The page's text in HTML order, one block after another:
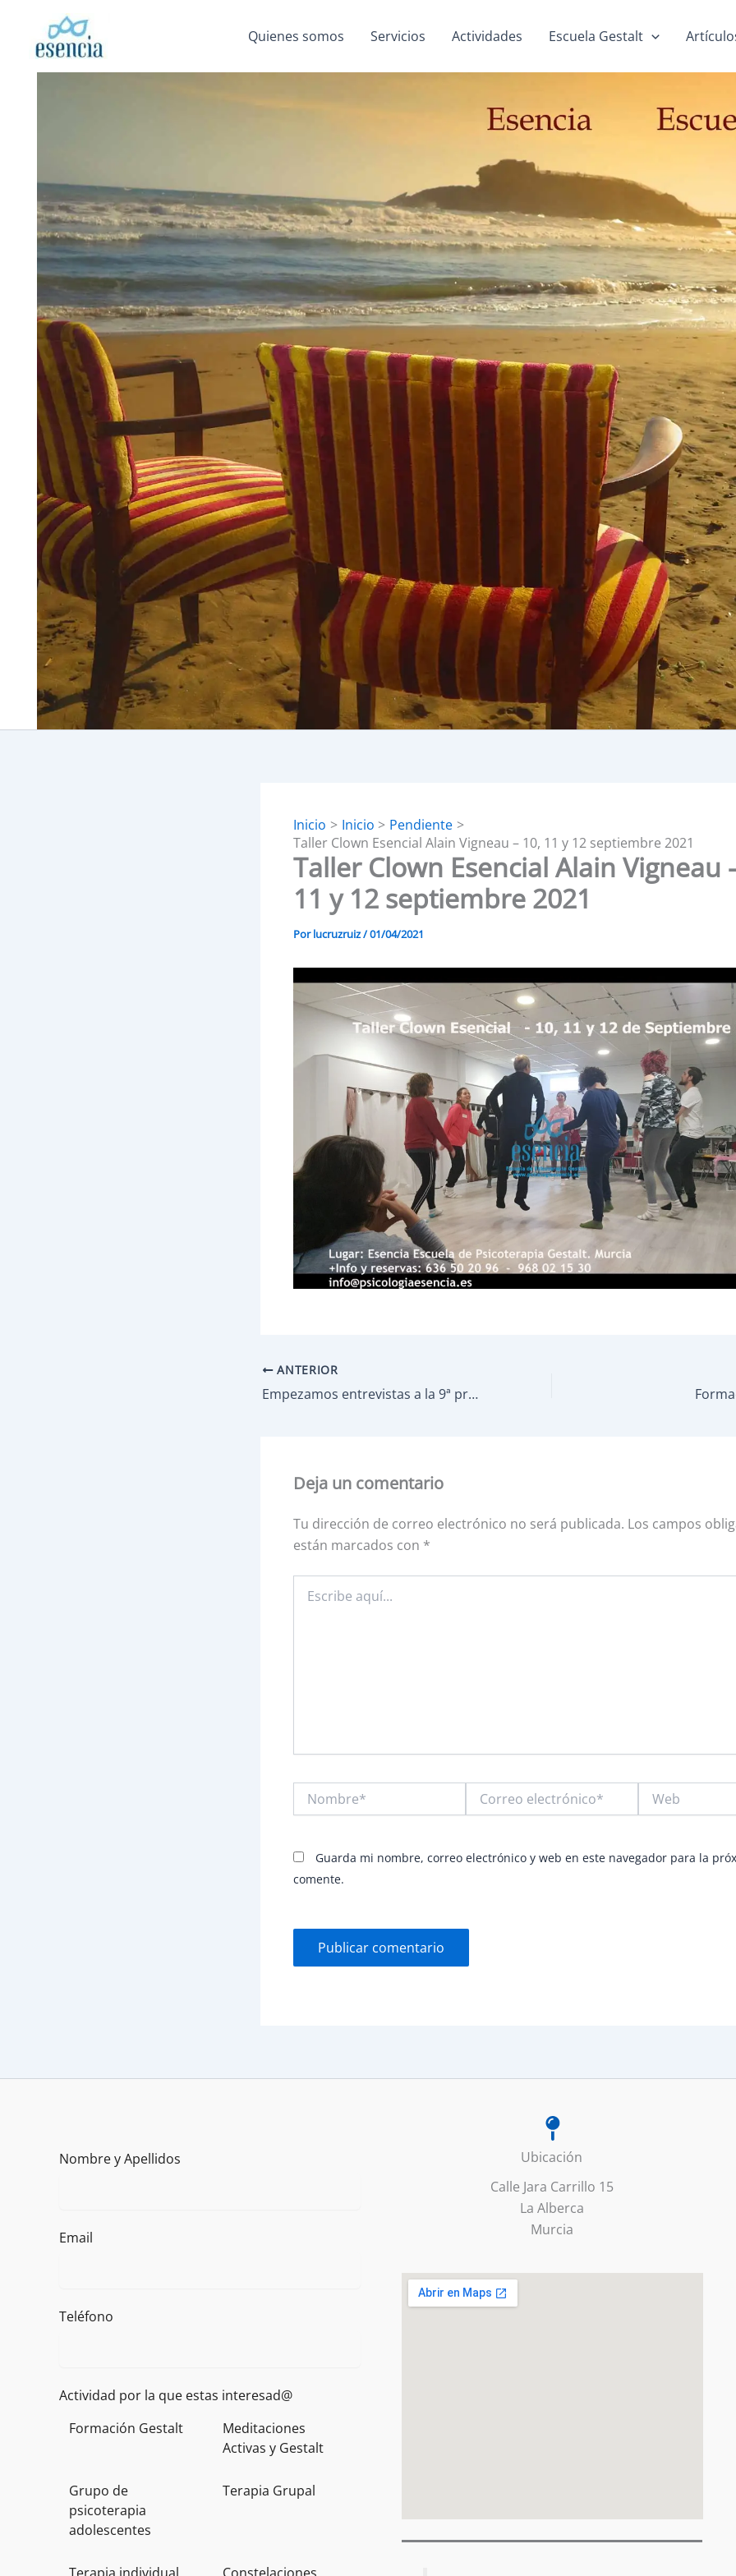
contenido
Quienes somos Servicios Actividades Escuela Gestalt
Inicio Inicio
Pendiente
Taller Clown Esencial Alain Vigneau – 10, 11 y 12 septiembre 2021
Taller Clown Esencial Alain Vigneau
11 y 12 septiembre 2021
Porlucruzruiz/01/04/2021
ANTERIOR
Empezamos entrevistas a la 9ª promoción Formación Gestalt
Deja un comentario
Tu dirección de correo electrónico no será publicada. Los campos
están marcados con *
aquí...
Nombre*
electrónico*
Guarda mi nombre, correo electrónico y web en este navegador para la
comente.
Nombre y Apellidos
Email
Teléfono
Actividad por la que estas interesad@
Formación Gestalt
Meditaciones
Activas y Gestalt
Grupo de
psicoterapia
adolescentes
Terapia Grupal
Ubicación
Calle Jara Carrillo 15
La Alberca
Murcia